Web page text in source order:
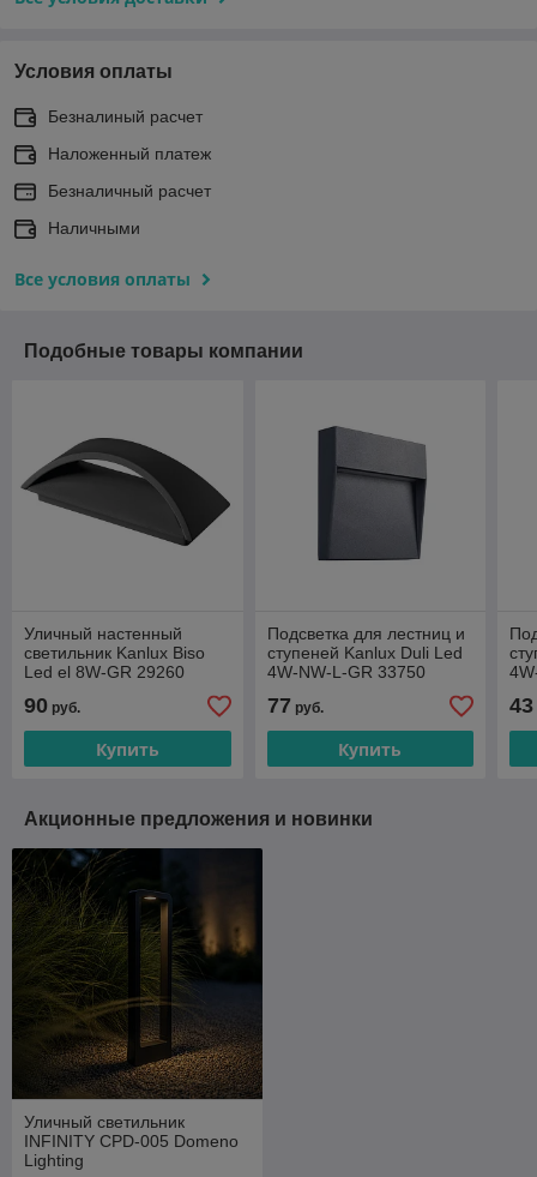
Условия оплаты
Безналиный расчет
Наложенный платеж
Безналичный расчет
Наличными
Все условия оплаты
Подобные товары компании
Уличный настенный
светильник Kanlux Biso
Led el 8W-GR 29260
90 руб.
Купить
Подсветка для лестниц и
ступеней Kanlux Duli Led
4W-NW-L-GR 33750
77 руб.
Купить
43
Акционные предложения и новинки
Уличный светильник
INFINITY CPD-005 Domeno
Lighting